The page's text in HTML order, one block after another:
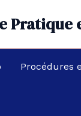
Procédures